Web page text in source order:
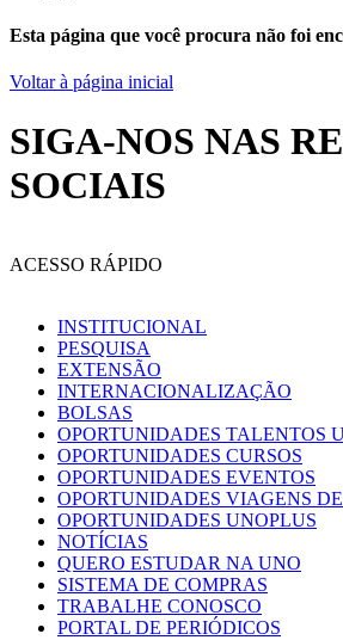
Esta página que você procura não foi
Voltar à página inicial
SIGA-NOS NAS
SOCIAIS
ACESSO RÁPIDO
INSTITUCIONAL
PESQUISA
EXTENSÃO
INTERNACIONALIZAÇÃO
BOLSAS
OPORTUNIDADES TALENTOS
OPORTUNIDADES CURSOS
OPORTUNIDADES EVENTOS
OPORTUNIDADES VIAGENS
OPORTUNIDADES UNOPLUS
NOTÍCIAS
QUERO ESTUDAR NA UNO
SISTEMA DE COMPRAS
TRABALHE CONOSCO
PORTAL DE PERIÓDICOS